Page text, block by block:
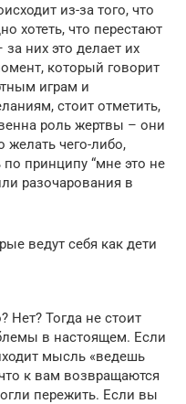
из-за того, что
хотеть, что перестают
них это делает их
который говорит
играм и
стоит отметить,
роль жертвы – они
чего-либо,
принципу “мне это не
разочарования в
ведут себя как дети
Нет? Тогда не стоит
в настоящем. Если
мысль «ведешь
к вам возвращаются
пережить. Если вы